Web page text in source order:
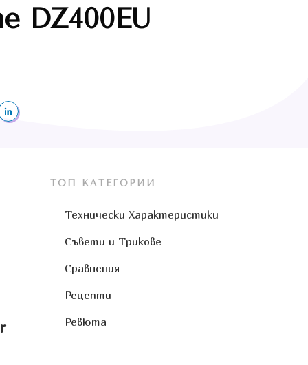
DZ400EU
ТОП КАТЕГОРИИ
Технически Характеристики
Съвети и Трикове
Сравнения
Рецепти
Ревюта